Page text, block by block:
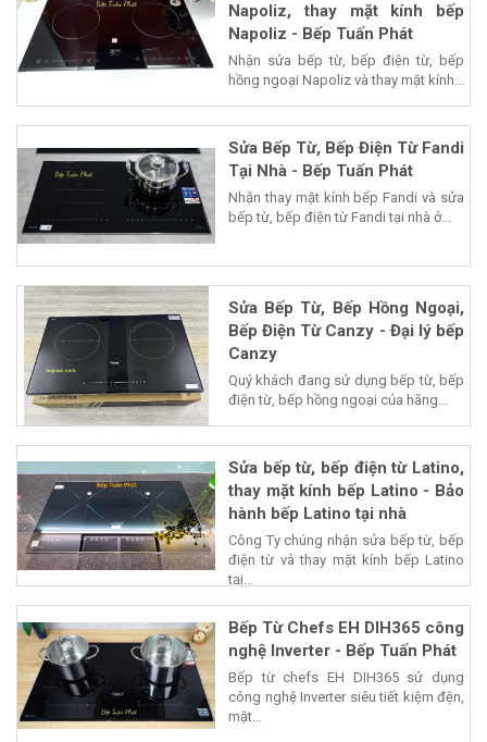
Napoliz, thay mặt kính bếp
Napoliz - Bếp Tuấn Phát
Nhận sửa bếp từ, bếp điện từ, bếp
hồng ngoại Napoliz và thay mặt kính...
Sửa Bếp Từ, Bếp Điện Từ Fandi
Tại Nhà - Bếp Tuấn Phát
Nhận thay mặt kính bếp Fandi và sửa
bếp từ, bếp điện từ Fandi tại nhà ở...
Sửa Bếp Từ, Bếp Hồng Ngoại,
Bếp Điện Từ Canzy - Đại lý bếp
Canzy
Quý khách đang sử dụng bếp từ, bếp
điện từ, bếp hồng ngoại của hãng...
Sửa bếp từ, bếp điện từ Latino,
thay mặt kính bếp Latino - Bảo
hành bếp Latino tại nhà
Công Ty chúng nhận sửa bếp từ, bếp
điện từ và thay mặt kính bếp Latino
tại...
Bếp Từ Chefs EH DIH365 công
nghệ Inverter - Bếp Tuấn Phát
Bếp từ chefs EH DIH365 sử dụng
công nghệ Inverter siêu tiết kiệm đện,
mặt...